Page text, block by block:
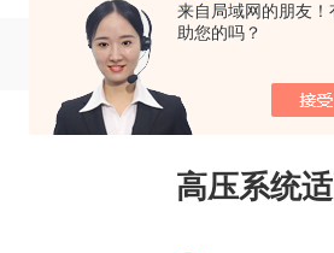
来自局域网的朋友
助您的吗？
高压系统